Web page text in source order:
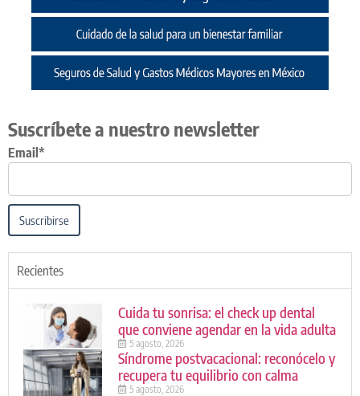
Suscríbete a nuestro newsletter
Email*
Suscribirse
Recientes
Cuida tu sonrisa: el check up dental
que conviene agendar en la vida adulta
5 agosto, 2026
Síndrome postvacacional: reconócelo y
recupera tu equilibrio con calma
5 agosto, 2026